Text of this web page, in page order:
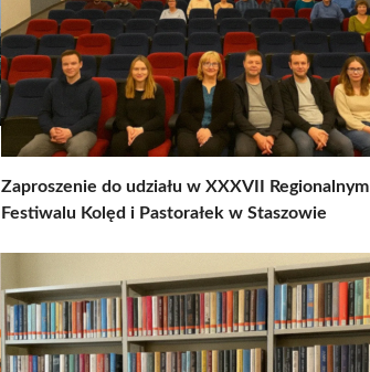
Zaproszenie do udziału w XXXVII Regionalnym
Festiwalu Kolęd i Pastorałek w Staszowie